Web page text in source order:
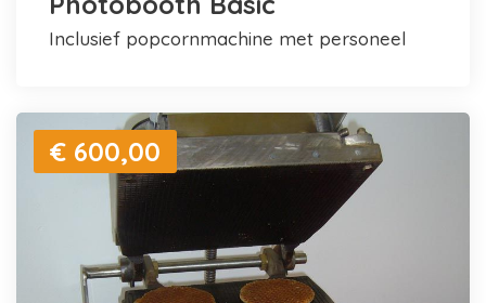
inclusief popcornmachine met personeel
€ 600,00